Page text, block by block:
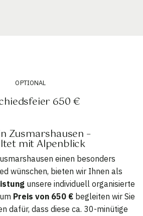
OPTIONAL
650 €
Zusmarshausen –
mit Alpenblick
einen besonders
wünschen, bieten wir Ihnen als
unsere individuell organisierte
Preis von 650 € begleiten wir Sie
dafür, dass diese ca. 30-minütige